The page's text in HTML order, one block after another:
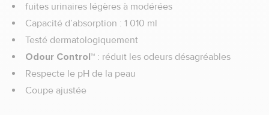
fuites urinaires légères à modérées
Capacité d’absorption : 1 010 ml
Testé dermatologiquement
Odour Control™ : réduit les odeurs désagréables
Respecte le pH de la peau
Coupe ajustée